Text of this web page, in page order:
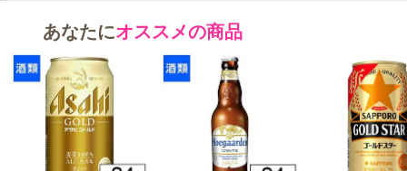
※お申込み後のキャンセルはお受けできません。
記載されている内容を必ずご確認いただき、お届けする商品セット
にご納得いただきましたうえでお申し込みください。
※パッケージ変更や商品リニューアル(成分など含む)等により、参考
の掲載画像や画像内のバーコードなど、お届け商品と多少異なる場
あなたにオススメの商品